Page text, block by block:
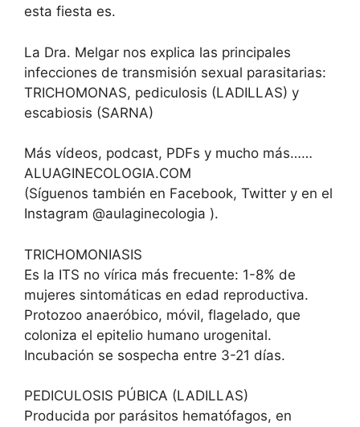
esta fiesta es.
La Dra. Melgar nos explica las principales
infecciones de transmisión sexual parasitarias:
TRICHOMONAS, pediculosis (LADILLAS) y
escabiosis (SARNA)
Más vídeos, podcast, PDFs y mucho más……
ALUAGINECOLOGIA.COM
(Síguenos también en Facebook, Twitter y en el
Instagram @aulaginecologia ).
TRICHOMONIASIS
Es la ITS no vírica más frecuente: 1-8% de
mujeres sintomáticas en edad reproductiva.
Protozoo anaeróbico, móvil, flagelado, que
coloniza el epitelio humano urogenital.
Incubación se sospecha entre 3-21 días.
PEDICULOSIS PÚBICA (LADILLAS)
Producida por parásitos hematófagos, en